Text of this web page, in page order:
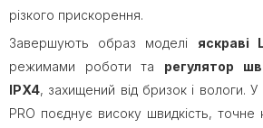
різкого прискорення.
Завершують образ моделі яскраві
режимами роботи та регулятор
IPX4, захищений від бризок і вологи. У
PRO поєднує високу швидкість, точне